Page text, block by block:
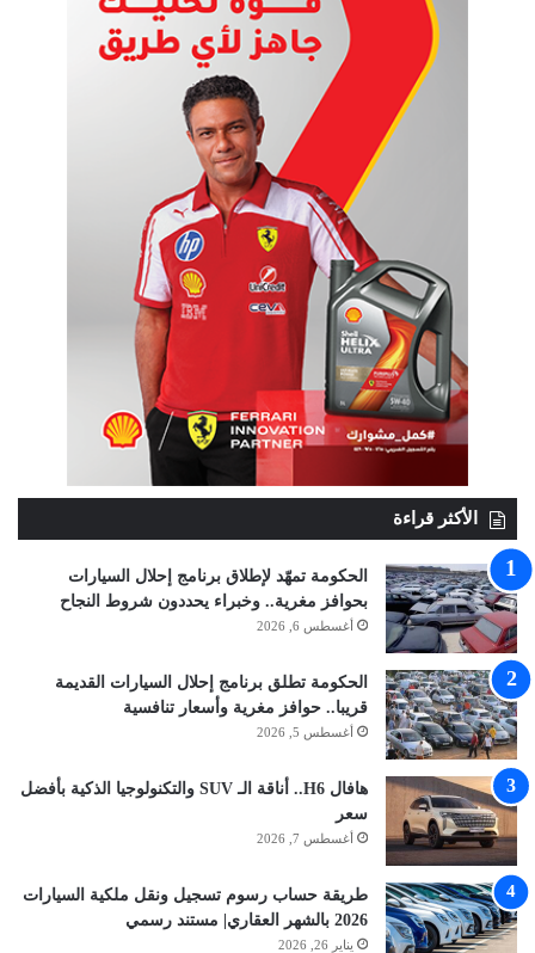
الأكثر قراءة
الحكومة تمهّد لإطلاق برنامج إحلال السيارات
بحوافز مغرية.. وخبراء يحددون شروط النجاح
أغسطس 6, 2026
الحكومة تطلق برنامج إحلال السيارات القديمة
قريبا.. حوافز مغرية وأسعار تنافسية
أغسطس 5, 2026
هافال H6.. أناقة الـ SUV والتكنولوجيا الذكية بأفضل
سعر
أغسطس 7, 2026
طريقة حساب رسوم تسجيل ونقل ملكية السيارات
2026 بالشهر العقاري| مستند رسمي
يناير 26, 2026